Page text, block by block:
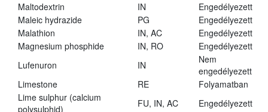
Maltodextrin
IN
Engedélyezett
Maleic hydrazide
PG
Engedélyezett
Malathion
IN, AC
Engedélyezett
Magnesium phosphide
IN, RO
Engedélyezett
Lufenuron
IN
Nem
engedélyezett
Limestone
RE
Folyamatban
Lime sulphur (calcium
polysulphid)
FU, IN, AC
Engedélyezett